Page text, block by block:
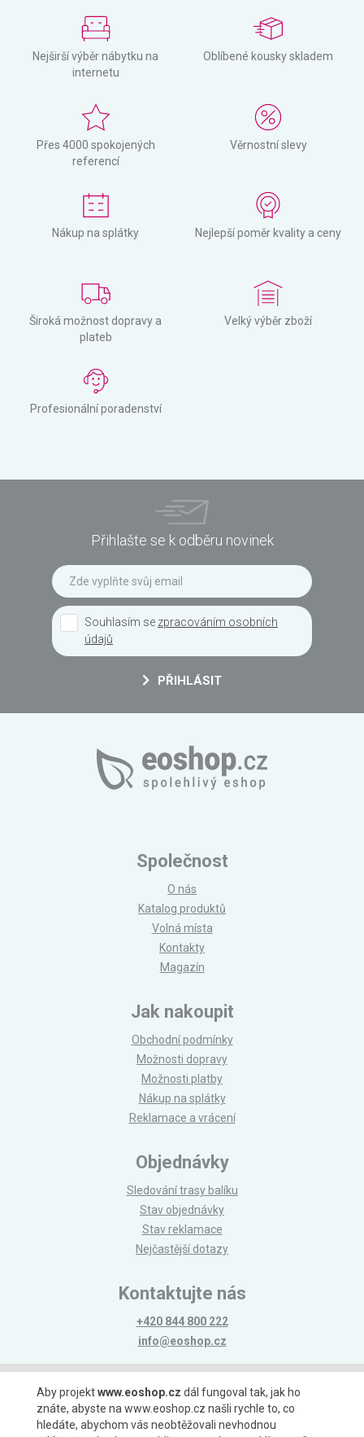
Nejširší výběr nábytku na
internetu
Oblíbené kousky skladem
Přes 4000 spokojených
referencí
Věrnostní slevy
Nákup na splátky Nejlepší poměr kvality a ceny
Široká možnost dopravy a
plateb
Velký výběr zboží
Profesionální poradenství
Přihlašte se k odběru novinek
Souhlasím se zpracováním osobních
údajů
PŘIHLÁSIT
Společnost
O nás
Katalog produktů
Volná místa
Kontakty
Magazín
Jak nakoupit
Obchodní podmínky
Možnosti dopravy
Možnosti platby
Nákup na splátky
Reklamace a vrácení
Objednávky
Sledování trasy balíku
Stav objednávky
Stav reklamace
Nejčastější dotazy
Kontaktujte nás
+420 844 800 222
info@eoshop.cz
Možnosti platby
Aby projektwww.eoshop.cz dál fungoval tak, jak ho
znáte, abyste na www.eoshop.cz našli rychle to, co
hledáte, abychom vás neobtěžovali nevhodnou